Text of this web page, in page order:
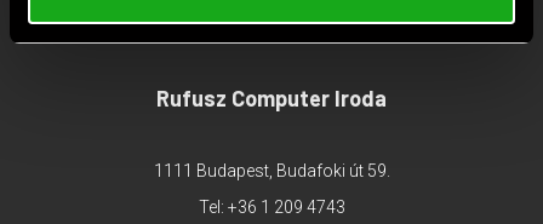
Csütörtök-Péntek 10-16 óráig
Rufusz Computer Iroda
1111 Budapest, Budafoki út 59.
Tel: +36 1 209 4743